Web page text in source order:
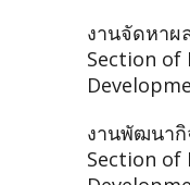
งานจัดหาผ
Section of
งานพัฒนา
Section of